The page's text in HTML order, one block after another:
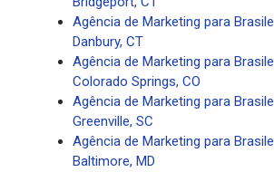
Agência de Marketing para
Danbury, CT
Agência de Marketing para
Colorado Springs, CO
Agência de Marketing para
Greenville, SC
Agência de Marketing para
Baltimore, MD